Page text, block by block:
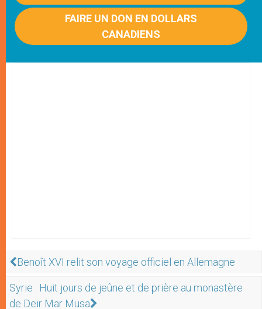
FAIRE UN DON EN DOLLARS
CANADIENS
Benoît XVI relit son voyage officiel en Allemagne
Syrie : Huit jours de jeûne et de prière au monastère
de Deir Mar Musa